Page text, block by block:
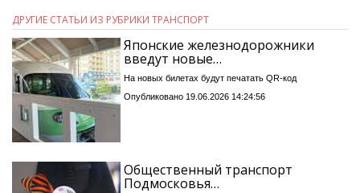
ДРУГИЕ СТАТЬИ ИЗ РУБРИКИ ТРАНСПОРТ
Японские железнодорожники
введут новые…
На новых билетах будут печатать QR-код
Опубликовано 19.06.2026 14:24:56
Общественный транспорт
Подмосковья…